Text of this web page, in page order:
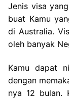
Jenis visa
buat Kamu
di Australia.
oleh banyak
Kamu dapat
dengan
nya 12 bulan.